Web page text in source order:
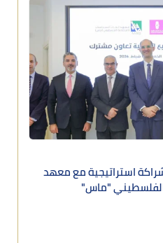
استراتيجية مع معهد
الفلسطيني "ماس"